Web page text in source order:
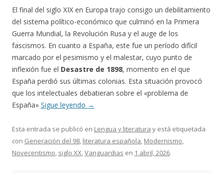
El final del siglo XIX en Europa trajo consigo un debilitamiento
del sistema político-económico que culminó en la Primera
Guerra Mundial, la Revolución Rusa y el auge de los
fascismos. En cuanto a España, este fue un período difícil
marcado por el pesimismo y el malestar, cuyo punto de
inflexión fue el Desastre de 1898, momento en el que
España perdió sus últimas colonias. Esta situación provocó
que los intelectuales debatieran sobre el «problema de
España» Sigue leyendo →
Esta entrada se publicó en Lengua y literatura y está etiquetada
con Generación del 98, literatura española, Modernismo,
Novecentismo, siglo XX,Vanguardias en 1 abril, 2026.